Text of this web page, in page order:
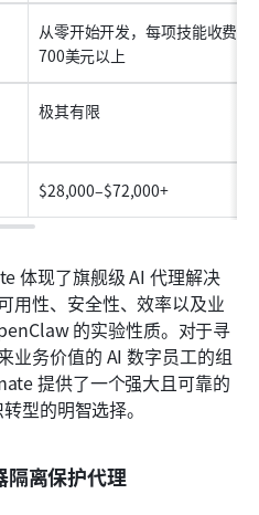
从零开始开发，每项技能收费
700美元以上
极其有限
$28,000–$72,000+
体现了旗舰级 AI 代理解决
用性、安全性、效率以及业
的实验性质。对于寻
业务价值的 AI 数字员工的组
提供了一个强大且可靠的
型的明智选择。
离保护代理